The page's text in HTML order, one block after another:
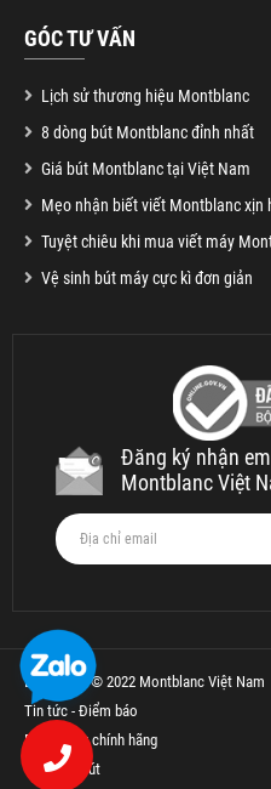
GÓC TƯ VẤN
Lịch sử thương hiệu Montblanc
8 dòng bút Montblanc đỉnh nhất
Giá bút Montblanc tại Việt Nam
Mẹo nhận biết viết Montblanc xịn
Tuyệt chiêu khi mua viết máy
Vệ sinh bút máy cực kì đơn giản
Đăng ký nhận
Montblanc Việt
Bản quyền © 2022 Montblanc Việt Nam
Tin tức - Điểm báo
Bút Parker chính hãng
Thế Giới Bút